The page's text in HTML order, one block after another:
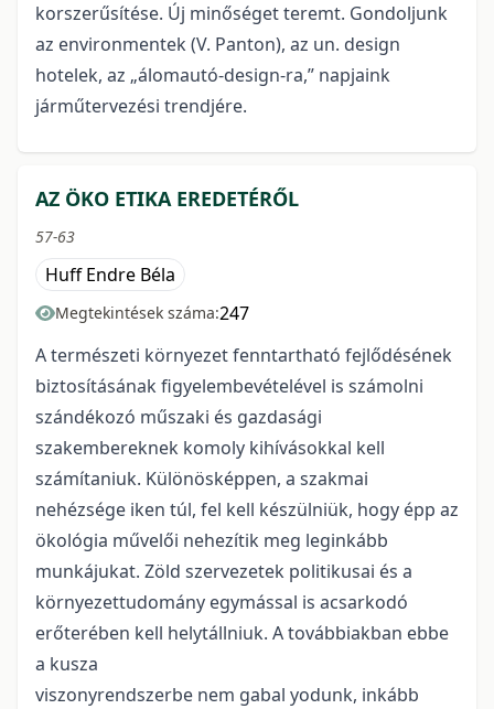
korszerűsítése. Új minőséget teremt. Gondoljunk
az environmentek (V. Panton), az un. design
hotelek, az „álomautó-design-ra,” napjaink
járműtervezési trendjére.
AZ ÖKO ETIKA EREDETÉRŐL
57-63
Huff Endre Béla
Megtekintések száma:247
A természeti környezet fenntartható fejlődésének
biztosításának figyelembevételével is számolni
szándékozó műszaki és gazdasági
szakembereknek komoly kihívásokkal kell
számítaniuk. Különösképpen, a szakmai
nehézsége iken túl, fel kell készülniük, hogy épp az
ökológia művelői nehezítik meg leginkább
munkájukat. Zöld szervezetek politikusai és a
környezettudomány egymással is acsarkodó
erőterében kell helytállniuk. A továbbiakban ebbe
a kusza
viszonyrendszerbe nem gabal yodunk, inkább